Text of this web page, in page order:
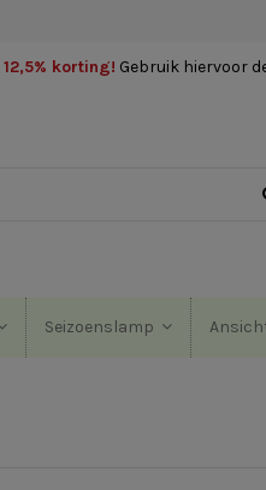
12,5% korting! Gebruik hiervoor
Seizoenslamp